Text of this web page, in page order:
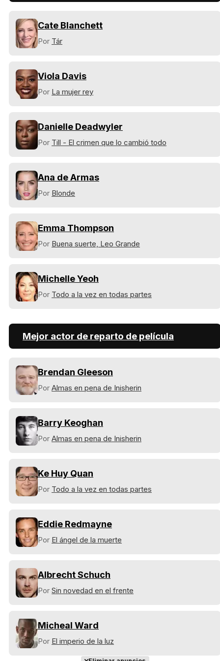
Cate Blanchett
Por Tár
Viola Davis
Por La mujer rey
Danielle Deadwyler
Por Till - El crimen que lo cambió todo
Ana de Armas
Por Blonde
Emma Thompson
Por Buena suerte, Leo Grande
Michelle Yeoh
Por Todo a la vez en todas partes
Mejor actor de reparto de película
Brendan Gleeson
Por Almas en pena de Inisherin
Barry Keoghan
Por Almas en pena de Inisherin
Ke Huy Quan
Por Todo a la vez en todas partes
Eddie Redmayne
Por El ángel de la muerte
Albrecht Schuch
Por Sin novedad en el frente
Micheal Ward
Por El imperio de la luz